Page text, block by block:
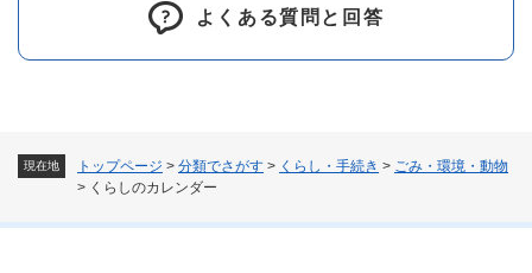
現在地 トップページ > 分類でさがす > くらし・手続き > ごみ・環境・動物
> くらしのカレンダー
よくある質問と回答